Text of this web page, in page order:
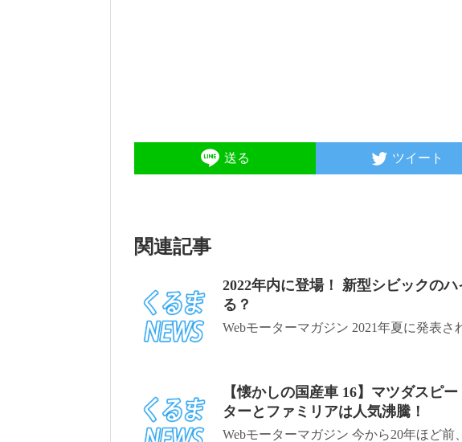
送る ツイート
関連記事
2022年内に登場！ 新型シビックの
る？
Webモーターマガジン 2021年夏に発表さ
【懐かしの国産車 16】マツダスピ
ターとファミリアは人気沸騰！
Webモーターマガジン 今から20年ほど前